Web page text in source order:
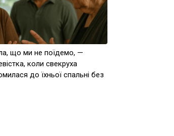
що ми не поїдемо, —
коли свекруха
до їхньої спальні без